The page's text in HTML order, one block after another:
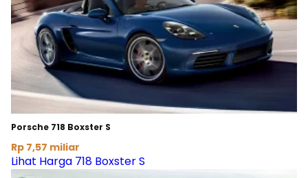
Porsche 718 Boxster S
Rp 7,57 miliar
Lihat Harga 718 Boxster S